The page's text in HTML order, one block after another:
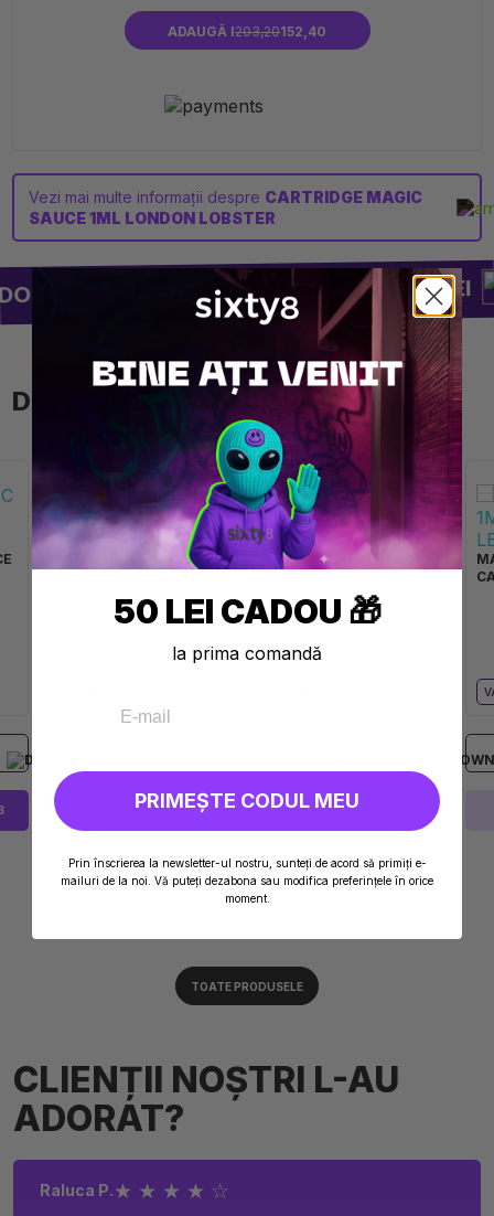
ADAUGĂ I203,20152,40
Vezi mai multe informații despre CARTRIDGE MAGIC
SAUCE 1ML LONDON LOBSTER
LIVRARE GRATUITĂ DE LA 250 LEI
DIN ACEAȘI CATEGORIE⚡
PÂNĂ LA 45%
MAGIC SAUCE 1ML 99%
STOC EPUIZAT
PÂNĂ LA 45%
MAGIC SAUCE 1ML 99%
STOC EPUIZAT
TOATE PRODUSELE
CLIENȚII NOȘTRI L-AU
ADORAT?
Raluca P.★ ★ ★ ★ ☆
50 LEI CADOU 🎁
la prima comandă
PRIMEȘTE CODUL MEU
Prin înscrierea la newsletter-ul nostru, sunteți de acord să primiți e-
mailuri de la noi. Vă puteți dezabona sau modifica preferințele în orice
moment.